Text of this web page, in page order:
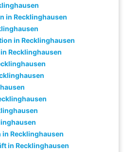
in Recklinghausen
in Recklinghausen
Recklinghausen
Recklinghausen
in Recklinghausen